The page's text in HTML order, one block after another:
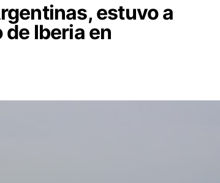
estuvo a
Iberia en